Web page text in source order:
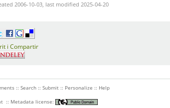
2006-10-03, last modified 2025-04-20
::Search ::Submit :: Personalize :: Help
:: Metadata license: